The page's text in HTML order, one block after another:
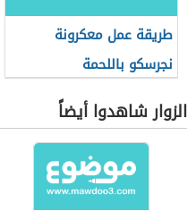
طريقة عمل معكرونة
نجرسكو باللحمة
الزوار شاهدوا أيضاً